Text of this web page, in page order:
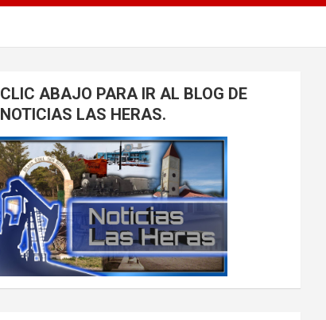
CLIC ABAJO PARA IR AL BLOG DE
NOTICIAS LAS HERAS.